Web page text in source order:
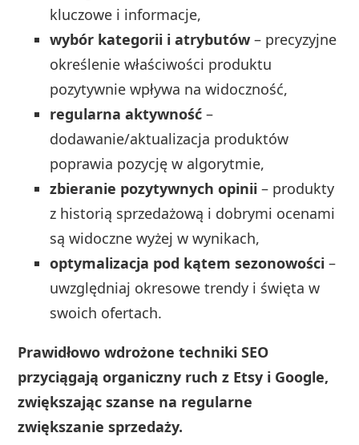
kluczowe i informacje,
wybór kategorii i atrybutów – precyzyjne
określenie właściwości produktu
pozytywnie wpływa na widoczność,
regularna aktywność –
dodawanie/aktualizacja produktów
poprawia pozycję w algorytmie,
zbieranie pozytywnych opinii – produkty
z historią sprzedażową i dobrymi ocenami
są widoczne wyżej w wynikach,
optymalizacja pod kątem sezonowości –
uwzględniaj okresowe trendy i święta w
swoich ofertach.
Prawidłowo wdrożone techniki SEO
przyciągają organiczny ruch z Etsy i Google,
zwiększając szanse na regularne
zwiększanie sprzedaży.